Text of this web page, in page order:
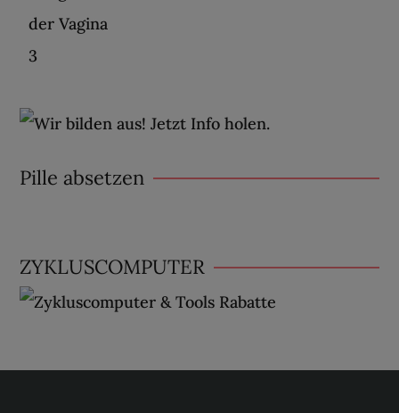
Pille absetzen
ZYKLUSCOMPUTER